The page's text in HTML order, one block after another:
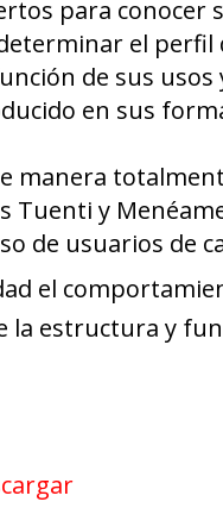
para
el
de sus
en sus
manera
Tuenti y
de usuarios de
el
la estructura y